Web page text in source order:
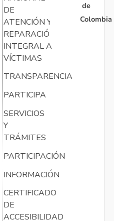
DE
ATENCIÓN Y
REPARACIÓN
INTEGRAL A
VÍCTIMAS
TRANSPARENCIA
PARTICIPA
SERVICIOS
Y
TRÁMITES
PARTICIPACIÓN
INFORMACIÓN
CERTIFICADO
DE
ACCESIBILIDAD
de
Colombia